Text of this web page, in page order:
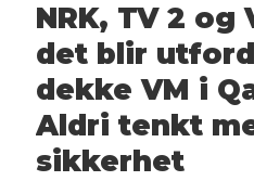
NRK, TV 2 og
det blir
dekke VM i
Aldri tenkt
sikkerhet